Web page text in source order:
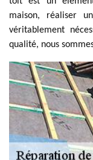
maison, réaliser
véritablement
qualité, nous